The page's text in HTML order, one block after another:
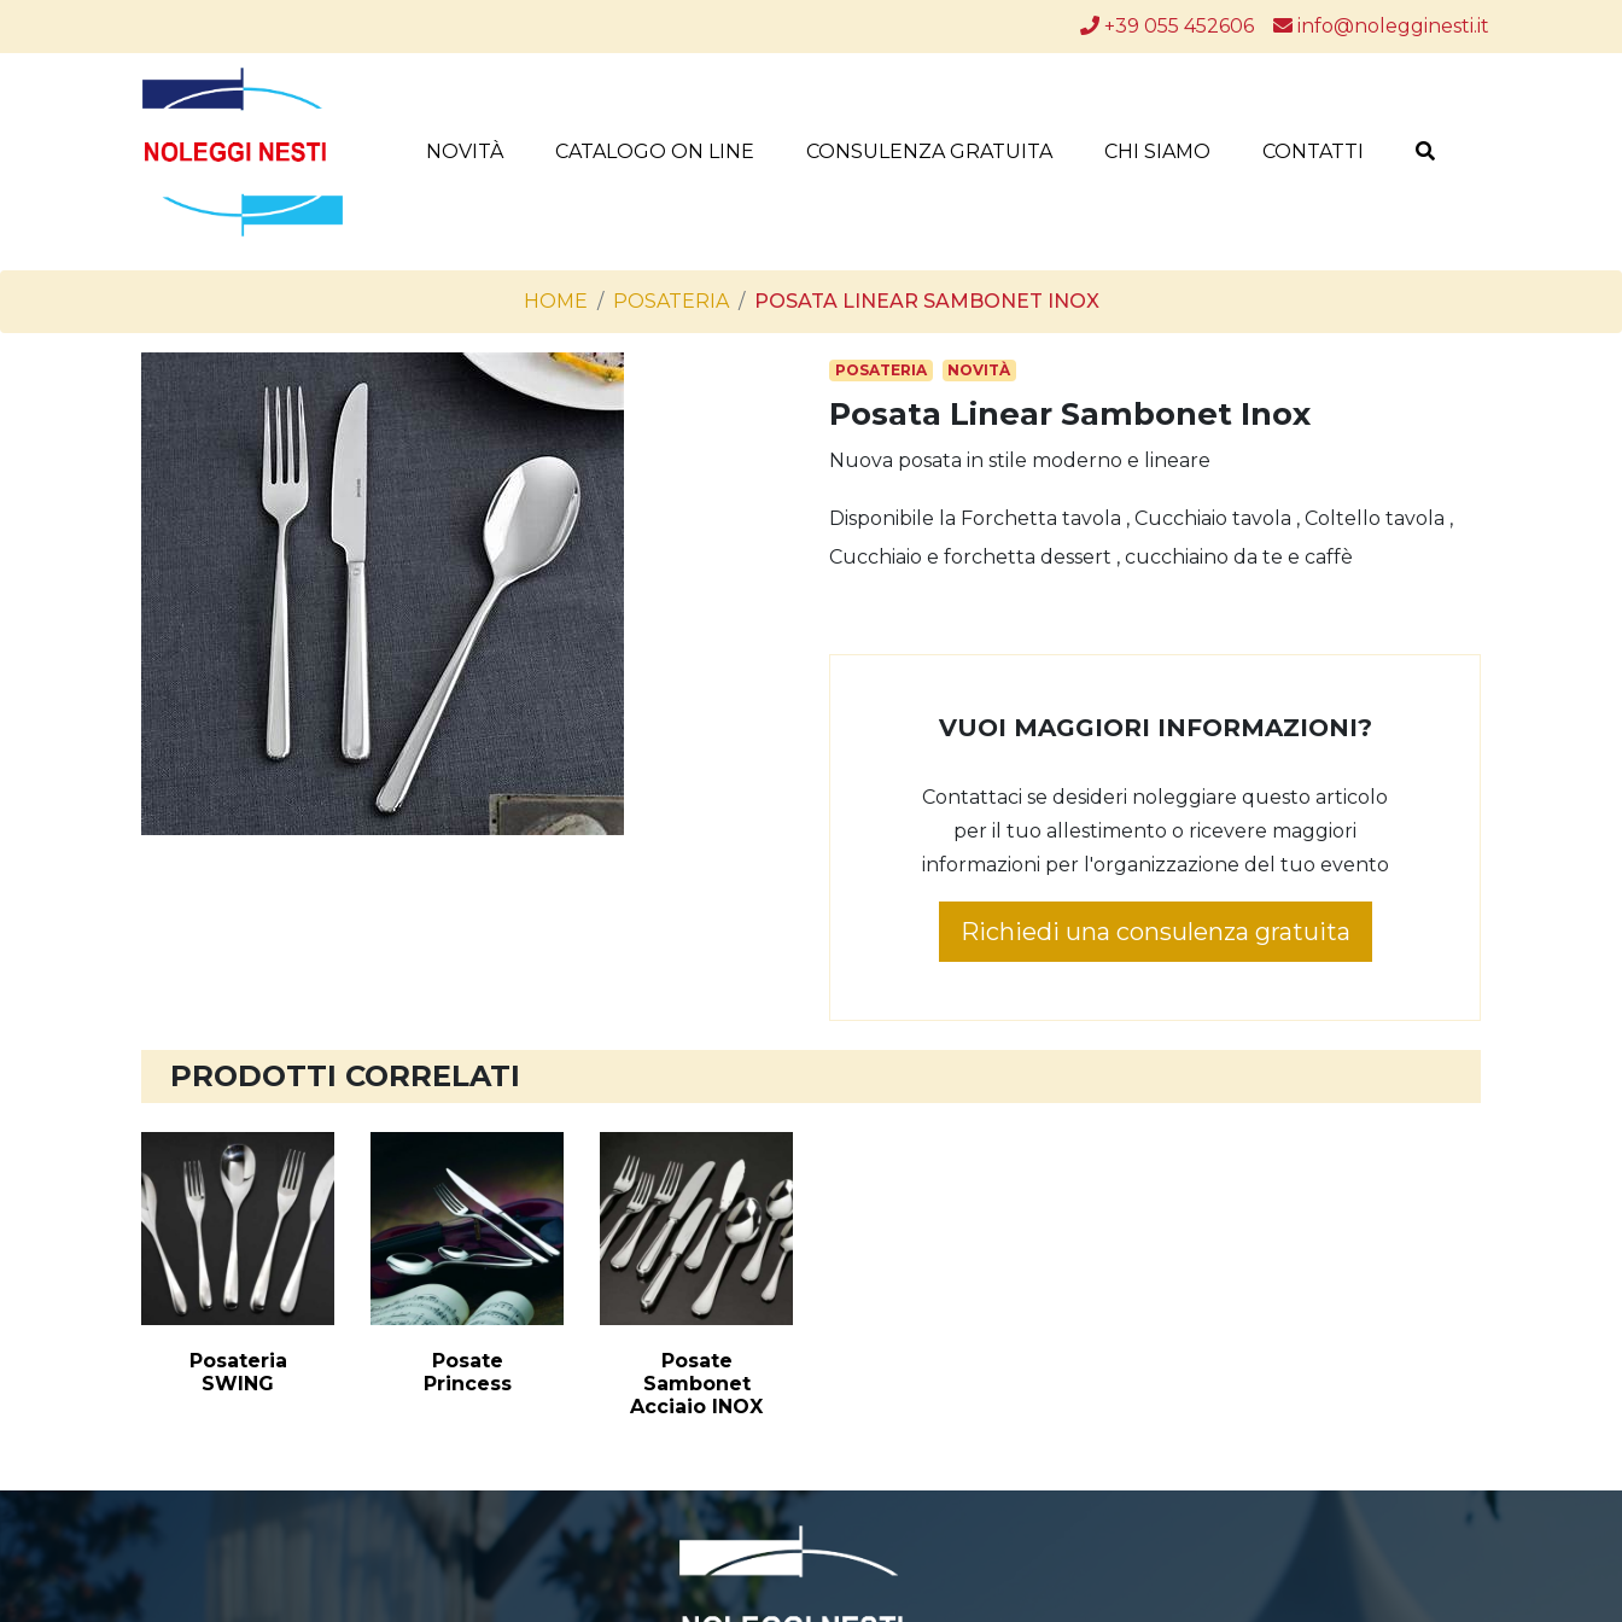
+39 055 452606 info@nolegginesti.it
NOVITÀ CATALOGO ON LINE CONSULENZA GRATUITA CHI SIAMO CONTATTI
HOME POSATERIA POSATA LINEAR SAMBONET INOX
POSATERIA NOVITÀ
Posata Linear Sambonet Inox
Nuova posata in stile moderno e lineare
Disponibile la Forchetta tavola , Cucchiaio tavola , Coltello tavola ,
Cucchiaio e forchetta dessert , cucchiaino da te e caffè
VUOI MAGGIORI INFORMAZIONI?
Contattaci se desideri noleggiare questo articolo
per il tuo allestimento o ricevere maggiori
informazioni per l'organizzazione del tuo evento
Richiedi una consulenza gratuita
PRODOTTI CORRELATI
Posateria
SWING
Posate
Princess
Posate
Sambonet
Acciaio INOX